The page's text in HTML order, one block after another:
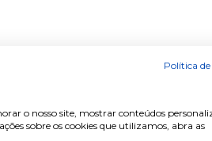
Política
o nosso site, mostrar conteúdos
sobre os cookies que utilizamos, abra as